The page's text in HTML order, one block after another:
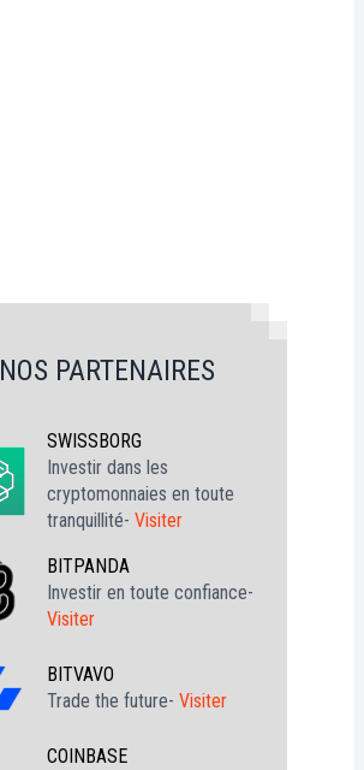
NOS PARTENAIRES
SWISSBORG
Investir dans les
cryptomonnaies en toute
tranquillité- Visiter
BITPANDA
Investir en toute confiance-
Visiter
BITVAVO
Trade the future- Visiter
COINBASE